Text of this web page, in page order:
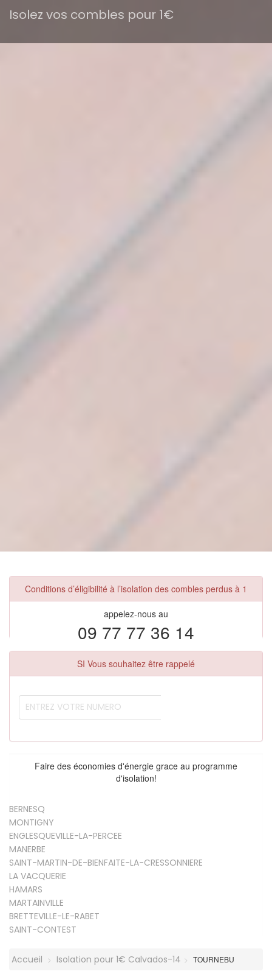
Isolez vos combles pour 1€
Conditions d’éligibilité à l’isolation des combles perdus à 1
appelez-nous au
09 77 77 36 14
SI Vous souhaitez être rappelé
Faire des économies d'énergie grace au programme
d'isolation!
BERNESQ
MONTIGNY
ENGLESQUEVILLE-LA-PERCEE
MANERBE
SAINT-MARTIN-DE-BIENFAITE-LA-CRESSONNIERE
LA VACQUERIE
HAMARS
MARTAINVILLE
BRETTEVILLE-LE-RABET
SAINT-CONTEST
Accueil Isolation pour 1€ Calvados-14 TOURNEBU